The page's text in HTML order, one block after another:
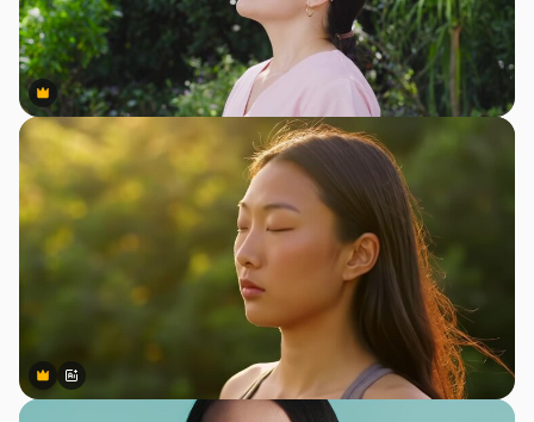
Premium
Premium
Premium
Premium
สร้างขึ้นโดย AI